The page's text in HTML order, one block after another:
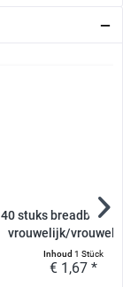
40 stuks
vrouwelijk/
Inhoud1 Stück
€ 1,67 *